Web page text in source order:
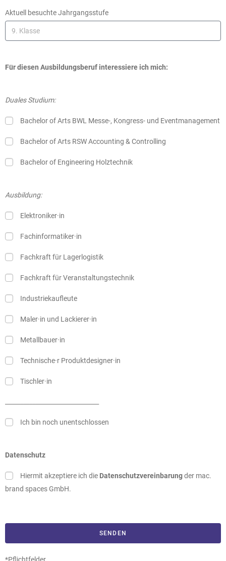
Aktuell besuchte Jahrgangsstufe
Für diesen Ausbildungsberuf interessiere ich mich:
Duales Studium:
Bachelor of Arts BWL Messe-, Kongress- und Eventmanagement
Bachelor of Arts RSW Accounting & Controlling
Bachelor of Engineering Holztechnik
Ausbildung:
Elektroniker·in
Fachinformatiker·in
Fachkraft für Lagerlogistik
Fachkraft für Veranstaltungstechnik
Industriekaufleute
Maler·in und Lackierer·in
Metallbauer·in
Technische·r Produktdesigner·in
Tischler·in
Ich bin noch unentschlossen
Datenschutz
Hiermit akzeptiere ich die Datenschutzvereinbarungder mac.
brand spaces GmbH.
SENDEN